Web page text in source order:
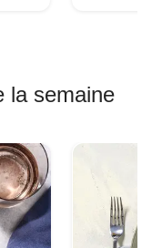
la semaine